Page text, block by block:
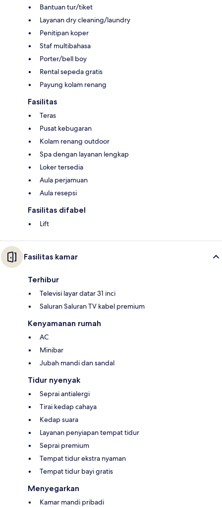
Bantuan tur/tiket
Layanan dry cleaning/laundry
Penitipan koper
Staf multibahasa
Porter/bell boy
Rental sepeda gratis
Payung kolam renang
Fasilitas
Teras
Pusat kebugaran
Kolam renang outdoor
Spa dengan layanan lengkap
Loker tersedia
Aula perjamuan
Aula resepsi
Fasilitas difabel
Lift
Fasilitas kamar
Terhibur
Televisi layar datar 31 inci
Saluran Saluran TV kabel premium
Kenyamanan rumah
AC
Minibar
Jubah mandi dan sandal
Tidur nyenyak
Seprai antialergi
Tirai kedap cahaya
Kedap suara
Layanan penyiapan tempat tidur
Seprai premium
Tempat tidur ekstra nyaman
Tempat tidur bayi gratis
Menyegarkan
Kamar mandi pribadi